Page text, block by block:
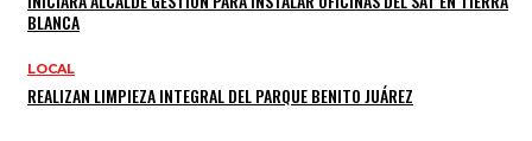
BLANCA
LOCAL
REALIZAN LIMPIEZA INTEGRAL DEL PARQUE BENITO JUÁREZ